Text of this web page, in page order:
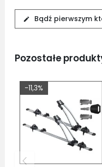
edit Bądź pierwszym
Pozostałe
-11,3%